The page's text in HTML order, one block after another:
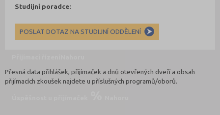
Studijní poradce:
POSLAT DOTAZ NA STUDIJNÍ ODDĚLENÍ
Přesná data přihlášek, přijímaček a dnů otevřených dveří a obsah
přijímacích zkoušek najdete u příslušných programů/oborů.